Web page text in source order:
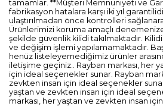
tamamlar. **Müşteri Memnuniyeti ve
fabrikasyon hatalara karşı iki yıl
ulaştırılmadan önce kontrolleri
Ürünlerimizi koruma amaçlı
şekilde güvenlik kilidi takılmaktadır.
ve değişim işlemi yapılamamaktadır.
henüz listeleyemediğimiz ürünler
iletişime geçiniz.. Rayban markası, her
için ideal seçenekler sunar. Rayban
zevkten insan için ideal seçenekler
yaştan ve zevkten insan için ideal
markası, her yaştan ve zevkten insan